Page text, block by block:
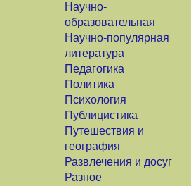
Научно-
образовательная
Научно-популярная
литература
Педагогика
Политика
Психология
Публицистика
Путешествия и
география
Развлечения и досуг
Разное